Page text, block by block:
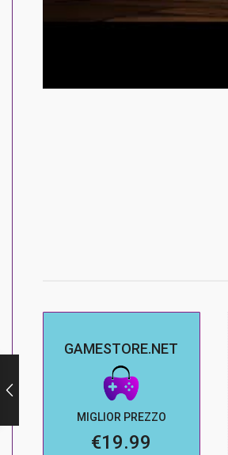
GAMESTORE.NET
MIGLIOR PREZZO
€19.99